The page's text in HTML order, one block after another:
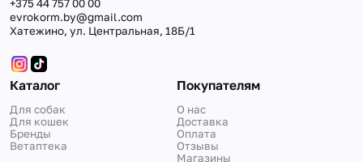
+375 44 757 00 00
evrokorm.by@gmail.com
Хатежино, ул. Центральная, 18Б/1
Каталог
Для собак
Для кошек
Бренды
Ветаптека
Покупателям
О нас
Доставка
Оплата
Отзывы
Магазины